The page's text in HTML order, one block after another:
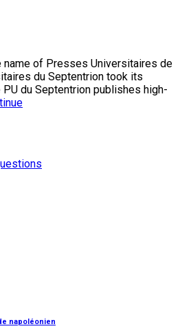
name of Presses Universitaires de
du Septentrion took its
PU du Septentrion publishes high-
napoléonien